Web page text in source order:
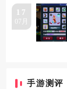
17
07月
手游测评